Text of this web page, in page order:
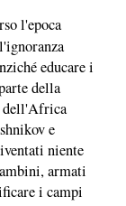
l'epoca
educare i
della
dell'Africa
e
niente
armati
i campi